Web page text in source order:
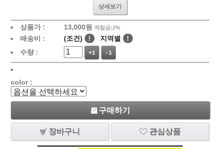
상세보기
상품가 : 13,000원 적립금:2%
배송비 : (조건) ! 지역별
!
수량 :
+1 -1
color :
구매하기
장바구니 관심상품